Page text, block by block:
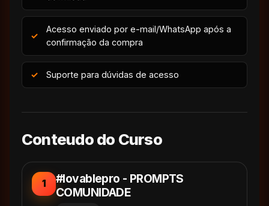
Acesso enviado por e-mail/WhatsApp após a
confirmação da compra
Suporte para dúvidas de acesso
Conteudo do Curso
1
#lovablepro - PROMPTS
COMUNIDADE